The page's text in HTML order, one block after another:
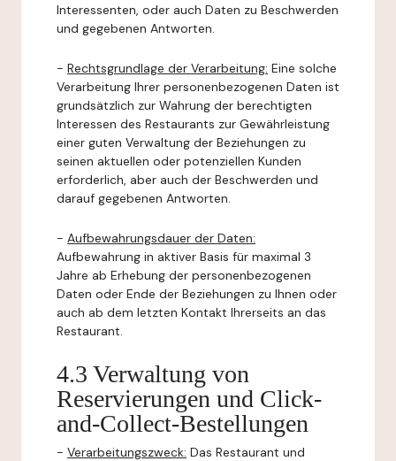
Interessenten, oder auch Daten zu Beschwerden
und gegebenen Antworten.
- Rechtsgrundlage der Verarbeitung: Eine solche
Verarbeitung Ihrer personenbezogenen Daten ist
grundsätzlich zur Wahrung der berechtigten
Interessen des Restaurants zur Gewährleistung
einer guten Verwaltung der Beziehungen zu
seinen aktuellen oder potenziellen Kunden
erforderlich, aber auch der Beschwerden und
darauf gegebenen Antworten.
- Aufbewahrungsdauer der Daten:
Aufbewahrung in aktiver Basis für maximal 3
Jahre ab Erhebung der personenbezogenen
Daten oder Ende der Beziehungen zu Ihnen oder
auch ab dem letzten Kontakt Ihrerseits an das
Restaurant.
4.3 Verwaltung von
Reservierungen und Click-
and-Collect-Bestellungen
- Verarbeitungszweck: Das Restaurant und